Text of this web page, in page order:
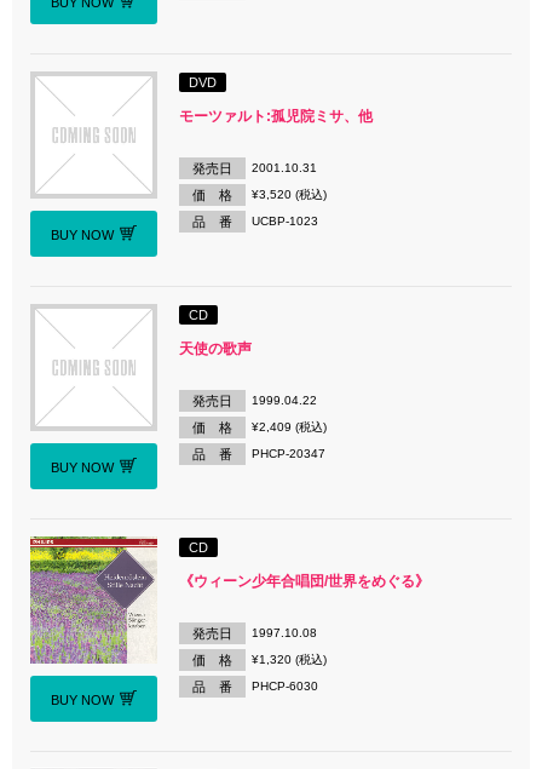
BUY NOW
DVD
モーツァルト:孤児院ミサ、他
発売日 2001.10.31
価 格 ¥3,520 (税込)
品 番 UCBP-1023
BUY NOW
CD
天使の歌声
発売日 1999.04.22
価 格 ¥2,409 (税込)
品 番 PHCP-20347
BUY NOW
CD
《ウィーン少年合唱団/世界をめぐる》
発売日 1997.10.08
価 格 ¥1,320 (税込)
品 番 PHCP-6030